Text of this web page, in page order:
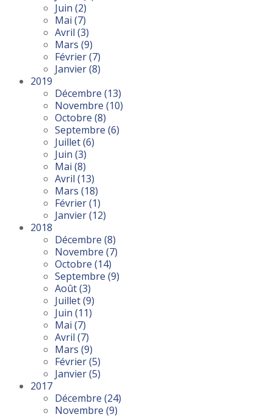
Juin (2)
Mai (7)
Avril (3)
Mars (9)
Février(7)
Janvier(8)
2019
Décembre (13)
Novembre (10)
Octobre (8)
Septembre (6)
Juillet(6)
Juin (3)
Mai (8)
Avril (13)
Mars (18)
Février(1)
Janvier(12)
2018
Décembre (8)
Novembre (7)
Octobre (14)
Septembre (9)
Août(3)
Juillet(9)
Juin (11)
Mai (7)
Avril (7)
Mars (9)
Février(5)
Janvier(5)
2017
Décembre (24)
Novembre (9)